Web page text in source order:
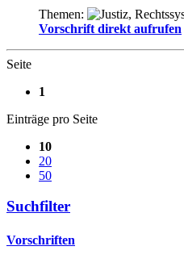
Themen:
Vorschrift direkt aufrufen
Seite
1
Einträge pro Seite
10
20
50
Suchfilter
Vorschriften